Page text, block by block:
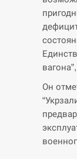
Он